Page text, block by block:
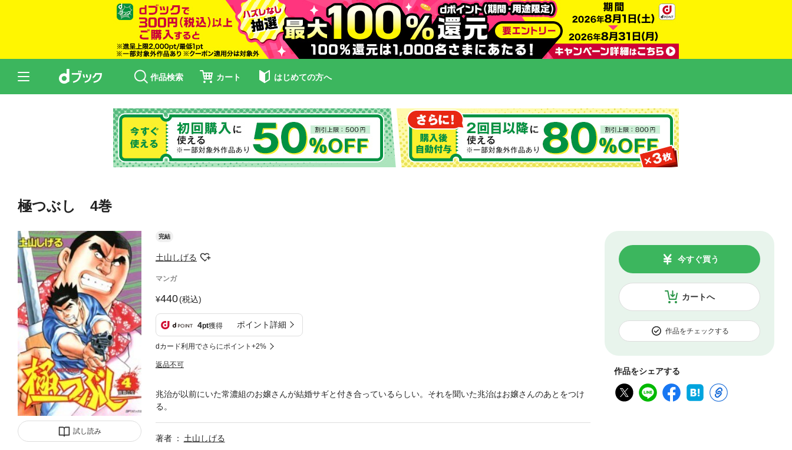
作品検索 カート はじめての方へ
極つぶし 4巻
試し読み
完結
土山しげる
マンガ
440(税込)
4pt獲得 ポイント詳細
dカード利用でさらにポイント+2%
返品不可
カートへ
今すぐ買う
作品をチェックする
作品をシェアする
兆治が以前にいた常濃組のお嬢さんが結婚サギと付き合っているらしい。それを聞いた兆治はお嬢さんのあとをつけ
る。
著者
土山しげる